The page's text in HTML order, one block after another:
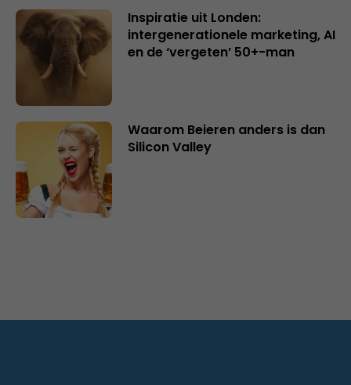
Inspiratie uit Londen:
intergenerationele marketing, AI
en de ‘vergeten’ 50+-man
Waarom Beieren anders is dan
Silicon Valley